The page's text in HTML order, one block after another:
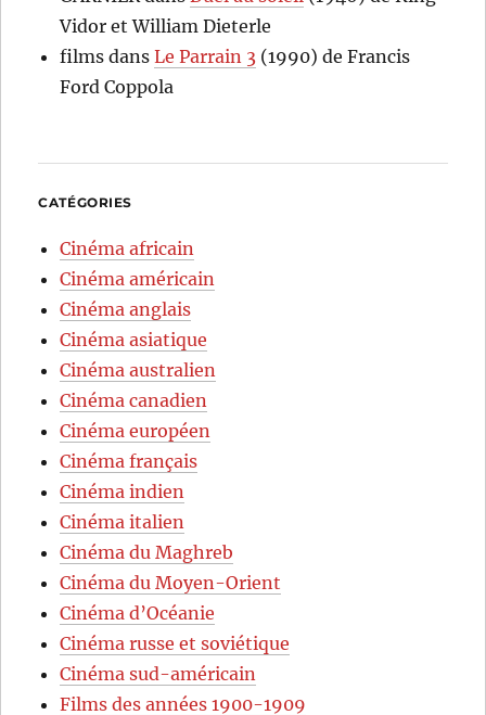
Vidor et William Dieterle
films dansLe Parrain 3 (1990) de Francis
Ford Coppola
CATÉGORIES
Cinéma africain
Cinéma américain
Cinéma anglais
Cinéma asiatique
Cinéma australien
Cinéma canadien
Cinéma européen
Cinéma français
Cinéma indien
Cinéma italien
Cinéma du Maghreb
Cinéma du Moyen-Orient
Cinéma d’Océanie
Cinéma russe et soviétique
Cinéma sud-américain
Films des années 1900-1909